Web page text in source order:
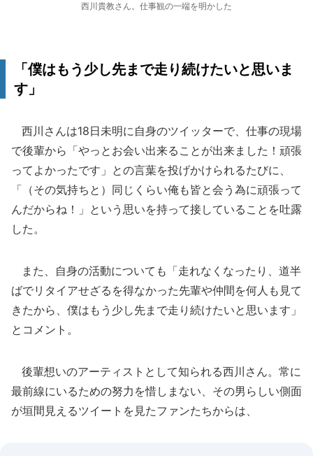
西川貴教さん。仕事観の一端を明かした
「僕はもう少し先まで走り続けたいと思いま
す」
西川さんは18日未明に自身のツイッターで、仕事の現場
で後輩から「やっとお会い出来ることが出来ました！頑張
ってよかったです」との言葉を投げかけられるたびに、
「（その気持ちと）同じくらい俺も皆と会う為に頑張って
んだからね！」という思いを持って接していることを吐露
した。
また、自身の活動についても「走れなくなったり、道半
ばでリタイアせざるを得なかった先輩や仲間を何人も見て
きたから、僕はもう少し先まで走り続けたいと思います」
とコメント。
後輩想いのアーティストとして知られる西川さん。常に
最前線にいるための努力を惜しまない、その男らしい側面
が垣間見えるツイートを見たファンたちからは、